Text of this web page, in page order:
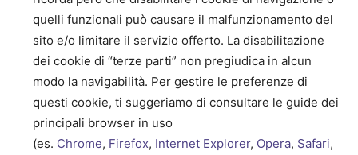
quelli funzionali può causare il malfunzionamento del
sito e/o limitare il servizio offerto. La disabilitazione
dei cookie di “terze parti” non pregiudica in alcun
modo la navigabilità. Per gestire le preferenze di
questi cookie, ti suggeriamo di consultare le guide dei
principali browser in uso
(es. Chrome, Firefox, Internet Explorer, Opera, Safari,